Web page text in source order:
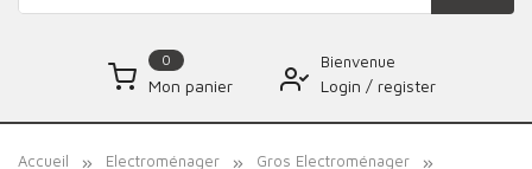
0
Mon panier
Bienvenue
Login / register
Accueil Electroménager
Gros Electroménager